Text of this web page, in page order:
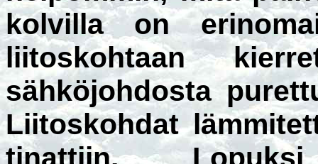
kolvilla on
liitoskohtaan
sähköjohdosta
Liitoskohdat
tinattiin.